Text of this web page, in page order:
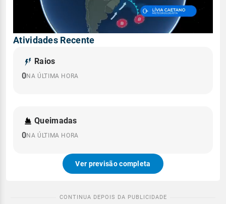
Atividades Recente
Raios
0NA ÚLTIMA HORA
Queimadas
0NA ÚLTIMA HORA
Ver previsão completa